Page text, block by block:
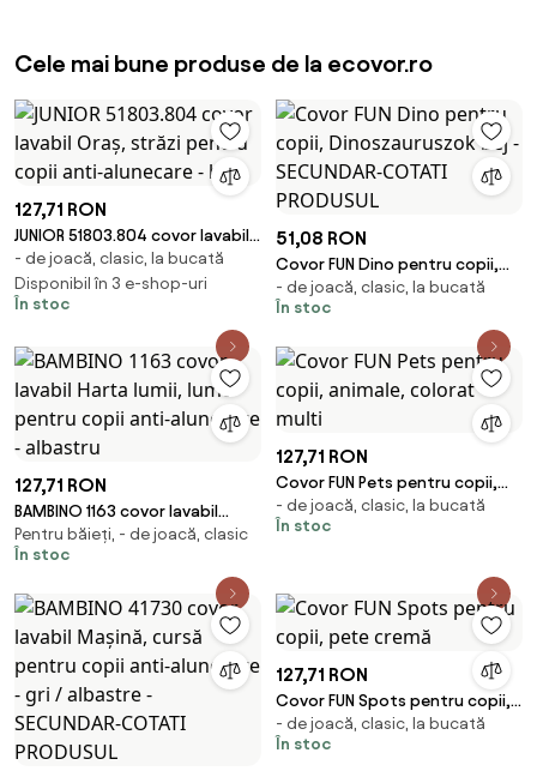
Cele mai bune produse de la ecovor.ro
127,71 RON
JUNIOR 51803.804 covor lavabil
Oraș, străzi pentru copii anti-
alunecare - bej
- de joacă, clasic, la bucată
Disponibil în 3 e-shop-uri
În stoc
51,08 RON
Covor FUN Dino pentru copii,
Dinoszauruszok bej -
SECUNDAR-COTATI PRODUSUL
- de joacă, clasic, la bucată
În stoc
127,71 RON
BAMBINO 1163 covor lavabil
Harta lumii, lume pentru copii
anti-alunecare - albastru
Pentru băieți, - de joacă, clasic
În stoc
127,71 RON
Covor FUN Pets pentru copii,
animale, colorat multi
- de joacă, clasic, la bucată
În stoc
127,71 RON
Covor FUN Spots pentru copii,
pete cremă
- de joacă, clasic, la bucată
În stoc